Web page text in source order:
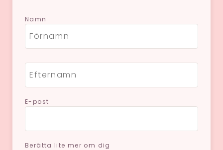
Namn
E-post
Berätta lite mer om dig